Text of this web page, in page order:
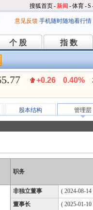
搜狐首页-新闻 -体育-S
意见反馈 手机随时随地看行情
个 股
个 股 指 数
指 数
+0.26 0.40%
股本结构 管理层
职务
非独立董事
( 2024-08-
董事长
( 2025-01-